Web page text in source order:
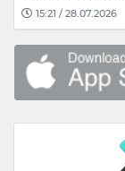
15:21 / 28.07.2026